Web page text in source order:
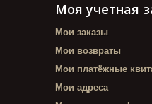
Моя учетная
Мои заказы
Мои возвраты
Мои платёжные
Мои адреса